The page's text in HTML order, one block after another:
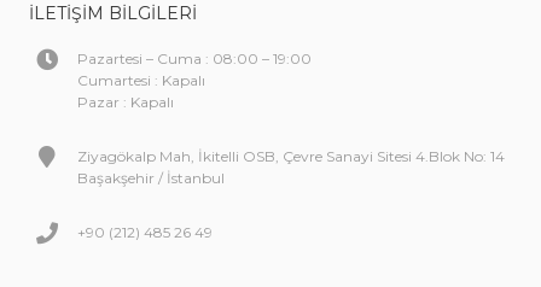
İLETIŞIM BILGILERI
Pazartesi – Cuma : 08:00 – 19:00
Cumartesi : Kapalı
Pazar : Kapalı
Ziyagökalp Mah, İkitelli OSB, Çevre Sanayi Sitesi 4.Blok No: 14
Başakşehir / İstanbul
+90 (212) 485 26 49